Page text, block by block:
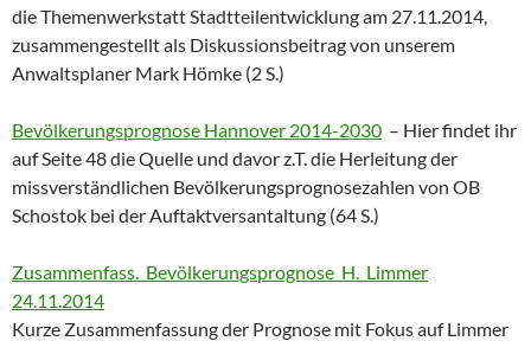
die Themenwerkstatt Stadtteilentwicklung am 27.11.2014,
zusammengestellt als Diskussionsbeitrag von unserem
Anwaltsplaner Mark Hömke (2 S.)
Bevölkerungsprognose Hannover 2014-2030 – Hier findet ihr
auf Seite 48 die Quelle und davor z.T. die Herleitung der
missverständlichen Bevölkerungsprognosezahlen von OB
Schostok bei der Auftaktversantaltung (64 S.)
Zusammenfass._Bevölkerungsprognose_H._Limmer
24.11.2014
Kurze Zusammenfassung der Prognose mit Fokus auf Limmer